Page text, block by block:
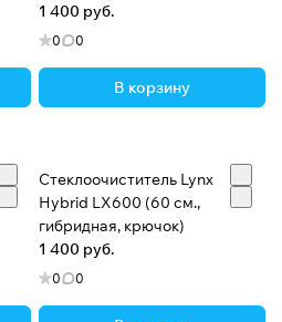
1 400 руб.
0 0
В корзину
Стеклоочиститель Lynx
Hybrid LX600 (60 см.,
гибридная, крючок)
1 400 руб.
0 0